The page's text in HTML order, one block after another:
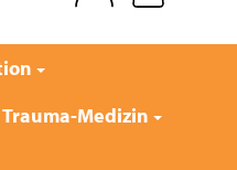
Medizin